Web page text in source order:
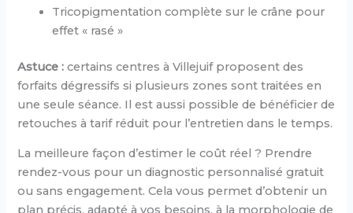
Tricopigmentation complète sur le crâne pour
effet « rasé »
Astuce : certains centres à Villejuif proposent des
forfaits dégressifs si plusieurs zones sont traitées en
une seule séance. Il est aussi possible de bénéficier de
retouches à tarif réduit pour l’entretien dans le temps.
La meilleure façon d’estimer le coût réel ? Prendre
rendez-vous pour un diagnostic personnalisé gratuit
ou sans engagement. Cela vous permet d’obtenir un